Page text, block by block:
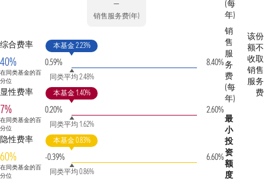
—
销售服务费(年)
综合费率
40%
在同类基金的百
分位
0.59%
本基金 2.23%
同类平均 2.48%
8.40%
显性费率
7%
在同类基金的百
分位
0.20%
本基金 1.40%
同类平均 1.62%
2.60%
隐性费率
60%
在同类基金的百
分位
-0.39%
本基金 0.83%
同类平均 0.86%
6.60%
(每
年)
销
售
服
务
费
(每
年)
该份
额不
收取
销售
服务
费
最
小
投
资
额
度